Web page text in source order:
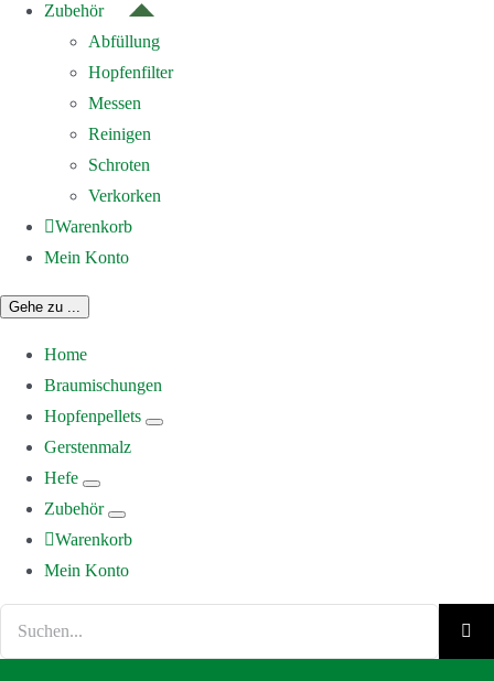
Zubehör
Abfüllung
Hopfenfilter
Messen
Reinigen
Schroten
Verkorken
Warenkorb
Mein Konto
Gehe zu ...
Home
Braumischungen
Hopfenpellets
Gerstenmalz
Hefe
Zubehör
Warenkorb
Mein Konto